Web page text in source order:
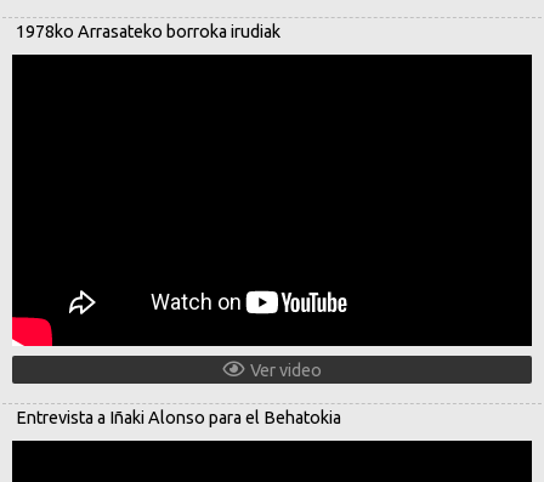
1978ko Arrasateko borroka irudiak
Ver video
Entrevista a Iñaki Alonso para el Behatokia